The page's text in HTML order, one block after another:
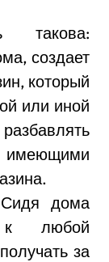
такова:
создает
который
или иной
Сидя дома
к любой
за